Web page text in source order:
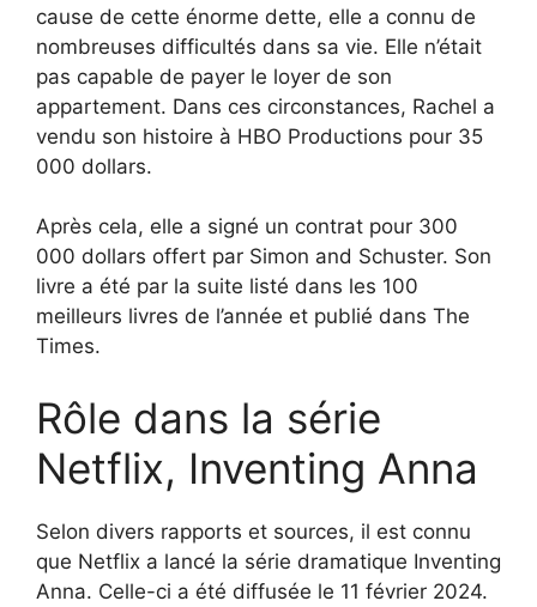
cause de cette énorme dette, elle a connu de
nombreuses difficultés dans sa vie. Elle n’était
pas capable de payer le loyer de son
appartement. Dans ces circonstances, Rachel a
vendu son histoire à HBO Productions pour 35
000 dollars.
Après cela, elle a signé un contrat pour 300
000 dollars offert par Simon and Schuster. Son
livre a été par la suite listé dans les 100
meilleurs livres de l’année et publié dans The
Times.
Rôle dans la série
Netflix, Inventing Anna
Selon divers rapports et sources, il est connu
que Netflix a lancé la série dramatique Inventing
Anna. Celle-ci a été diffusée le 11 février 2024.